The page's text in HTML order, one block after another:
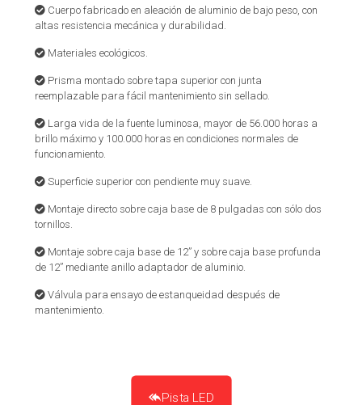
Cuerpo fabricado en aleación de aluminio de bajo peso, con
altas resistencia mecánica y durabilidad.
Materiales ecológicos.
Prisma montado sobre tapa superior con junta
reemplazable para fácil mantenimiento sin sellado.
Larga vida de la fuente luminosa, mayor de 56.000 horas a
brillo máximo y 100.000 horas en condiciones normales de
funcionamiento.
Superficie superior con pendiente muy suave.
Montaje directo sobre caja base de 8 pulgadas con sólo dos
tornillos.
Montaje sobre caja base de 12” y sobre caja base profunda
de 12” mediante anillo adaptador de aluminio.
Válvula para ensayo de estanqueidad después de
mantenimiento.
Pista LED